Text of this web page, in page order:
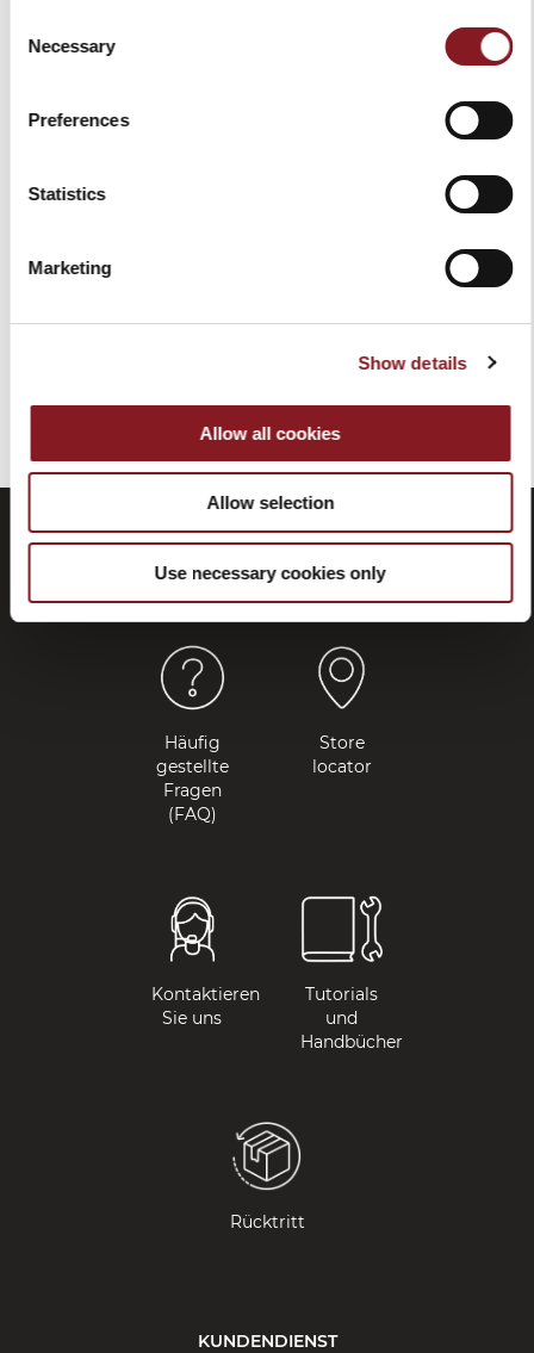
Selection
Necessary
Preferences
Statistics
Marketing
Show details
Allow all cookies
Allow selection
Use necessary cookies only
SCHINKENMESSER 26 CM
Häufig
gestellte
Fragen
(FAQ)
Store
locator
Kontaktieren
Sie uns
Tutorials
und
Handbücher
Rücktritt
KUNDENDIENST